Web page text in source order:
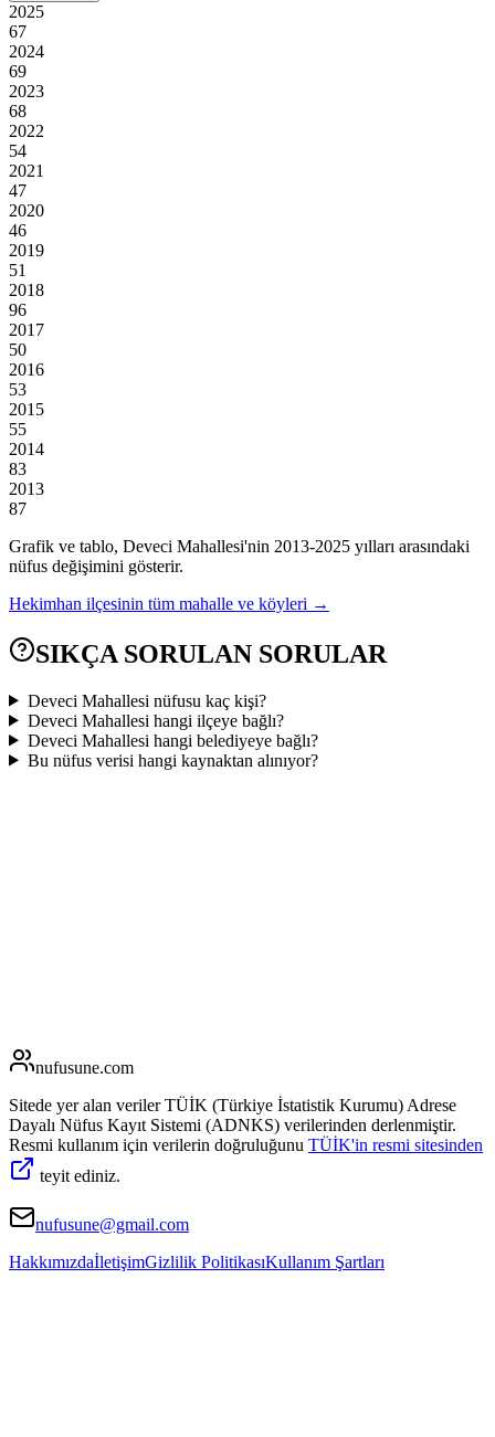
2025
67
2024
69
2023
68
2022
54
2021
47
2020
46
2019
51
2018
96
2017
50
2016
53
2015
55
2014
83
2013
87
Grafik ve tablo, Deveci Mahallesi'nin 2013-2025 yılları arasındaki
nüfus değişimini gösterir.
Hekimhan ilçesinin tüm mahalle ve köyleri →
SIKÇA SORULAN SORULAR
Deveci Mahallesi nüfusu kaç kişi?
Deveci Mahallesi hangi ilçeye bağlı?
Deveci Mahallesi hangi belediyeye bağlı?
Bu nüfus verisi hangi kaynaktan alınıyor?
nufusune.com
Sitede yer alan veriler TÜİK (Türkiye İstatistik Kurumu) Adrese
Dayalı Nüfus Kayıt Sistemi (ADNKS) verilerinden derlenmiştir.
Resmi kullanım için verilerin doğruluğunu TÜİK'in resmi sitesinden
teyit ediniz.
nufusune@gmail.com
HakkımızdaİletişimGizlilik PolitikasıKullanım Şartları